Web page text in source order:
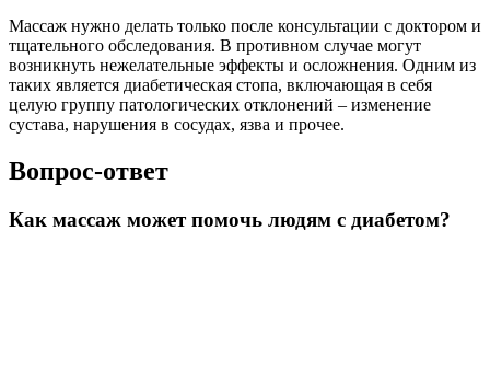
Массаж нужно делать только после консультации с доктором и
тщательного обследования. В противном случае могут
возникнуть нежелательные эффекты и осложнения. Одним из
таких является диабетическая стопа, включающая в себя
целую группу патологических отклонений – изменение
сустава, нарушения в сосудах, язва и прочее.
Вопрос-ответ
Как массаж может помочь людям с диабетом?